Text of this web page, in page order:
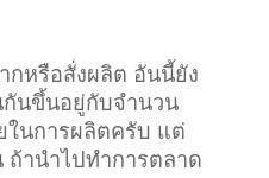
กหรือสั่งผลิต อันนี้ยัง
กันขึ้นอยู่กับจำนวน
ในการผลิตครับ แต่
านำไปทำการตลาด